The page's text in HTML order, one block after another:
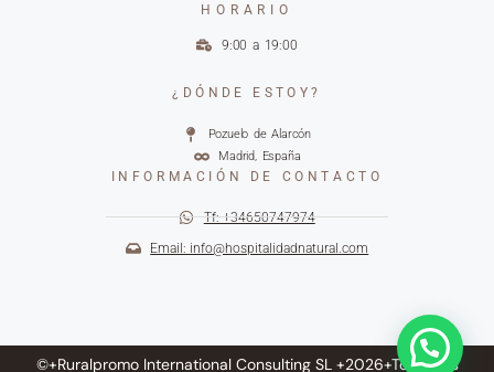
HORARIO
9:00 a 19:00
¿DÓNDE ESTOY?
Pozuelo de Alarcón
Madrid, España
INFORMACIÓN DE CONTACTO
Tf: +34650747974
Email: info@hospitalidadnatural.com
©+Ruralpromo International Consulting SL +2026+Todos los